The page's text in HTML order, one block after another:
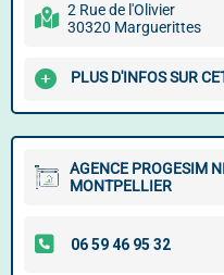
2 Rue de l'Olivier
30320 Marguerittes
PLUS D'INFOS SUR
AGENCE PROGESIM
MONTPELLIER